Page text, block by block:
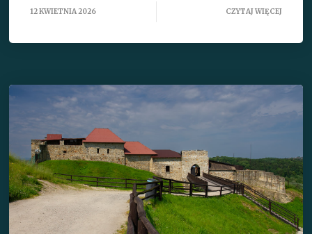
12 KWIETNIA 2026 CZYTAJ WIĘCEJ